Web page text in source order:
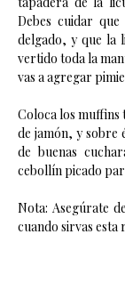
Debes cuidar
delgado, y que la
vertido toda la
vas a agregar
Coloca los muffins
de jamón, y sobre
de buenas
cebollín picado
Nota: Asegúrate
cuando sirvas esta